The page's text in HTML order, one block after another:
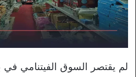
لم يقتصر السوق الفيتنامي في